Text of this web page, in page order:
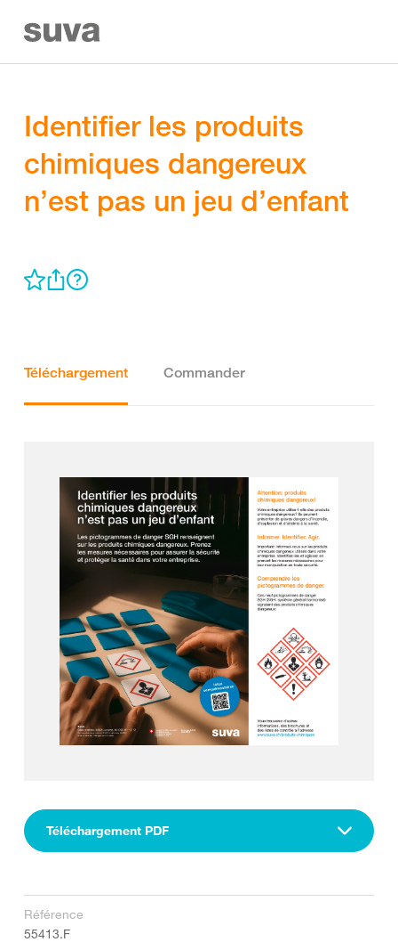
Identifier les produits
chimiques dangereux
n’est pas un jeu d’enfant
Téléchargement Commander
Téléchargement PDF
Référence
55413.F